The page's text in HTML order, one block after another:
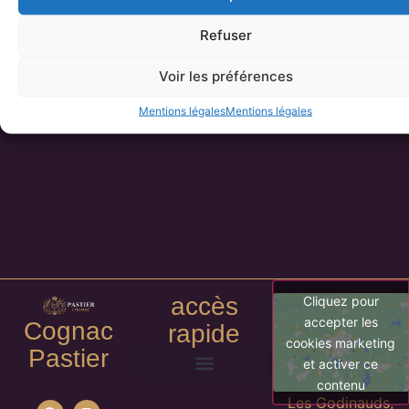
Refuser
Voir les préférences
Mentions légalesMentions légales
traditionnelle, pratiquée dans la région de Cognac depuis le
spiritueux
LIRE LA SUITE
Cognac
Pastier
accès
rapide
Cliquez pour
accepter les
cookies marketing
et activer ce
contenu
Les Godinauds,